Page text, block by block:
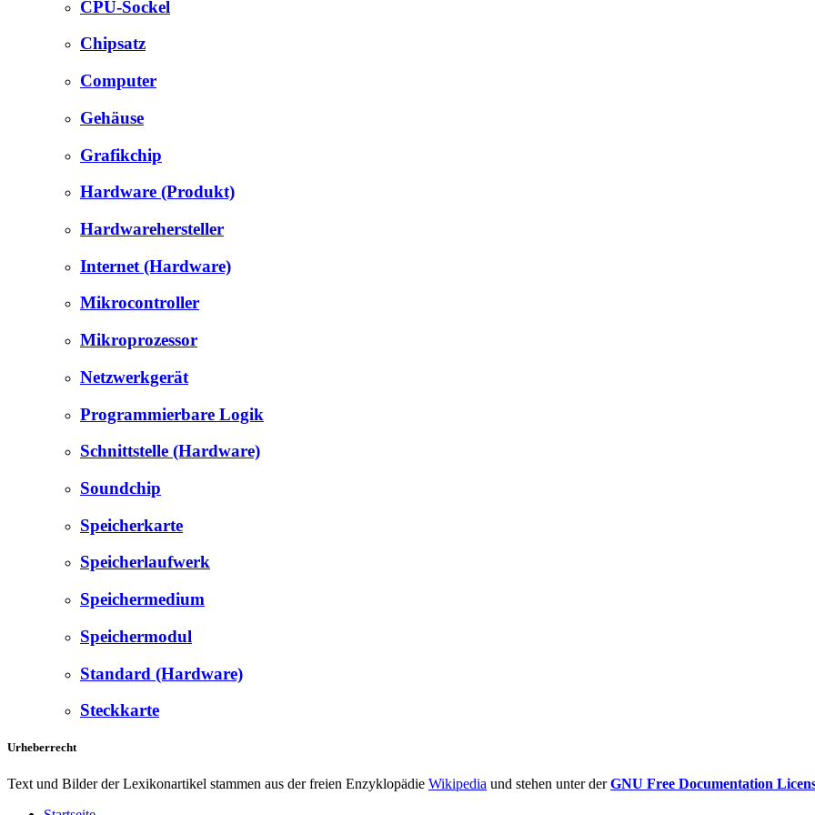
CPU-Sockel
Chipsatz
Computer
Gehäuse
Grafikchip
Hardware (Produkt)
Hardwarehersteller
Internet (Hardware)
Mikrocontroller
Mikroprozessor
Netzwerkgerät
Programmierbare Logik
Schnittstelle (Hardware)
Soundchip
Speicherkarte
Speicherlaufwerk
Speichermedium
Speichermodul
Standard (Hardware)
Steckkarte
Urheberrecht
Text und Bilder der Lexikonartikel stammen aus der freien Enzyklopädie Wikipedia und stehen unter derGNU Free Documentation